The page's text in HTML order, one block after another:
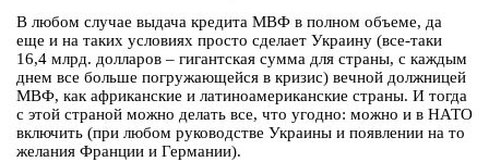
В любом случае выдача кредита МВФ в полном объеме, да
еще и на таких условиях просто сделает Украину (все-таки
16,4 млрд. долларов – гигантская сумма для страны, с каждым
днем все больше погружающейся в кризис) вечной должницей
МВФ, как африканские и латиноамериканские страны. И тогда
с этой страной можно делать все, что угодно: можно и в НАТО
включить (при любом руководстве Украины и появлении на то
желания Франции и Германии).